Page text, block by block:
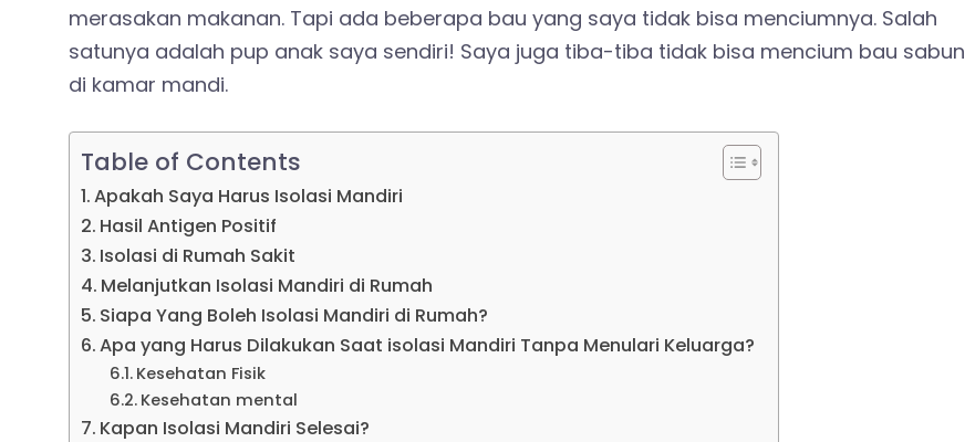
merasakan makanan. Tapi ada beberapa bau yang saya tidak bisa menciumnya. Salah
satunya adalah pup anak saya sendiri! Saya juga tiba-tiba tidak bisa mencium bau sabun
di kamar mandi.
Table of Contents
Apakah Saya Harus Isolasi Mandiri
Hasil Antigen Positif
Isolasi di Rumah Sakit
Melanjutkan Isolasi Mandiri di Rumah
Siapa Yang Boleh Isolasi Mandiri di Rumah?
Apa yang Harus Dilakukan Saat isolasi Mandiri Tanpa Menulari Keluarga?
Kesehatan Fisik
Kesehatan mental
Kapan Isolasi Mandiri Selesai?